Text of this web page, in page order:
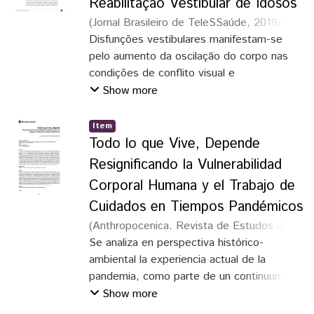
empresas de resseguros se apresentam
fortemente concentradas no eixo Rio-São
Paulo, sendo, o IRB Brasil RE, a principal
empresa deste setor.
(Jornal Brasileiro de TeleSSaúde, 2019
Nascimento, José Alexsandro de Araújo
Rocha, Maria de Fátima Machado Reys;
Santos, Silvia Alcina de Souza
Janayara Katarina da
Disfunções vestibulares manifestam-se
pelo aumento da oscilação do corpo nas
condições de conflito visual e
somatossensorial, redução do limite de
desvio a marcha quedas e redução de sua
capacidade funcional, pois o sistema
vestibular não informa ao Sistema Nervoso
Central (SNC) sobre as acelerações
angulares da cabeça e movimentos
corporais lineares, ocorrendo um conflito
sensorial,
originando desequilíbrio corporal, náuseas,
vômitos, quedas, hipoacusia, zumbido,
perda de memória e concentração,
cefaleia, ansiedade e depressão. O
Show more
Item
Todo lo que Vive, Depende
Resignificando la Vulnerabilidad
Corporal Humana y el Trabajo de
Cuidados en Tiempos Pandémicos
(Anthropocenica. Revista de Estudos do
Antropoceno e Ecocrítica,2,2021)Ferro,
Silvia Lilian
Se analiza en perspectiva histórico-
ambiental la experiencia actual de la
pandemia, como parte de un continuum en
la historicidad de la vulnerabilidad, humana
Show more